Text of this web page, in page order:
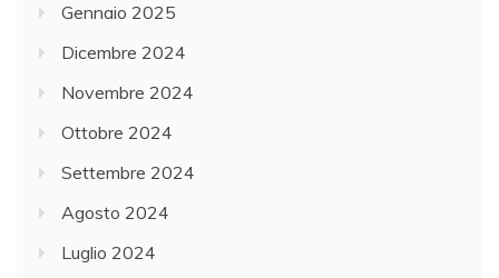
Gennaio 2025
Dicembre 2024
Novembre 2024
Ottobre 2024
Settembre 2024
Agosto 2024
Luglio 2024